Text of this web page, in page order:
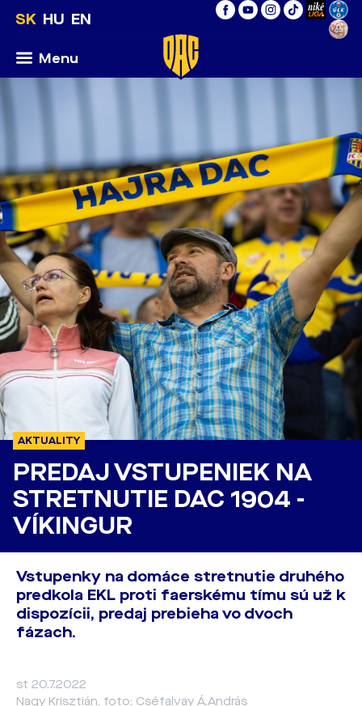
SK HU EN
Menu
AKTUALITY
PREDAJ VSTUPENIEK NA
STRETNUTIE DAC 1904 -
VÍKINGUR
Vstupenky na domáce stretnutie druhého
predkola EKL proti faerskému tímu sú už k
dispozícii, predaj prebieha vo dvoch
fázach.
st 20.7.2022
Nagy Krisztián, foto: Cséfalvay Á.András